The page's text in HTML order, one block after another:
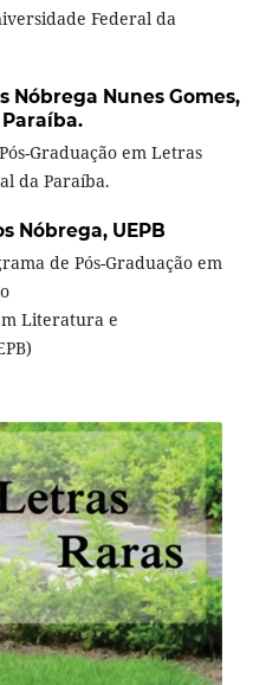
Federal da
Nóbrega Nunes Gomes,
Graduação em Letras
da Paraíba.
Nóbrega, UEPB
de Pós-Graduação em
Literatura e